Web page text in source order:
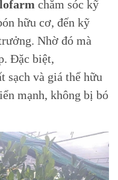
chăm sóc kỹ
hữu cơ, đến kỹ
Nhờ đó mà
Đặc biệt,
sạch và giá thể hữu
mạnh, không bị bó